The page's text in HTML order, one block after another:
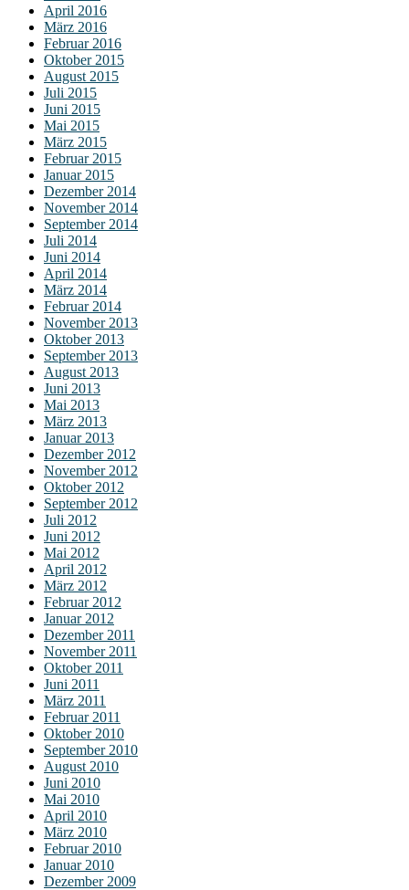
April 2016
März 2016
Februar 2016
Oktober 2015
August 2015
Juli 2015
Juni 2015
Mai 2015
März 2015
Februar 2015
Januar 2015
Dezember 2014
November 2014
September 2014
Juli 2014
Juni 2014
April 2014
März 2014
Februar 2014
November 2013
Oktober 2013
September 2013
August 2013
Juni 2013
Mai 2013
März 2013
Januar 2013
Dezember 2012
November 2012
Oktober 2012
September 2012
Juli 2012
Juni 2012
Mai 2012
April 2012
März 2012
Februar 2012
Januar 2012
Dezember 2011
November 2011
Oktober 2011
Juni 2011
März 2011
Februar 2011
Oktober 2010
September 2010
August 2010
Juni 2010
Mai 2010
April 2010
März 2010
Februar 2010
Januar 2010
Dezember 2009